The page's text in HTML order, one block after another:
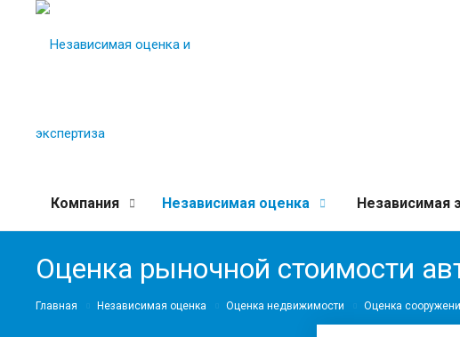
Компания Независимая оценка Независимая
Оценка рыночной стоимости
Главная Независимая оценка Оценка недвижимости Оценка